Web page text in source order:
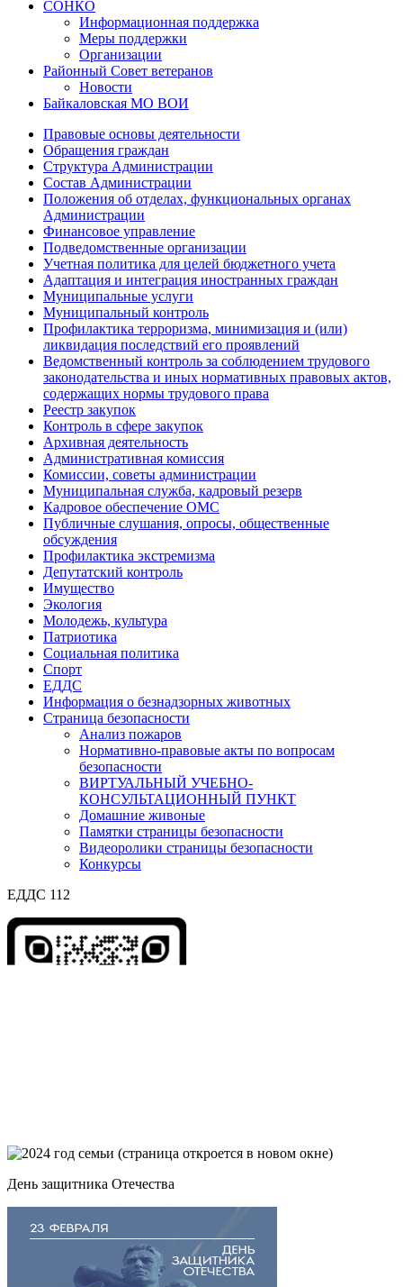
СОНКО
Информационная поддержка
Меры поддержки
Организации
Районный Совет ветеранов
Новости
Байкаловская МО ВОИ
Правовые основы деятельности
Обращения граждан
Структура Администрации
Состав Администрации
Положения об отделах, функциональных органах
Администрации
Финансовое управление
Подведомственные организации
Учетная политика для целей бюджетного учета
Адаптация и интеграция иностранных граждан
Муниципальные услуги
Муниципальный контроль
Профилактика терроризма, минимизация и (или)
ликвидация последствий его проявлений
Ведомственный контроль за соблюдением трудового
законодательства и иных нормативных правовых актов,
содержащих нормы трудового права
Реестр закупок
Контроль в сфере закупок
Архивная деятельность
Административная комиссия
Комиссии, советы администрации
Муниципальная служба, кадровый резерв
Кадровое обеспечение ОМС
Публичные слушания, опросы, общественные
обсуждения
Профилактика экстремизма
Депутатский контроль
Имущество
Экология
Молодежь, культура
Патриотика
Социальная политика
Спорт
ЕДДС
Информация о безнадзорных животных
Страница безопасности
Анализ пожаров
Нормативно-правовые акты по вопросам
безопасности
ВИРТУАЛЬНЫЙ УЧЕБНО-
КОНСУЛЬТАЦИОННЫЙ ПУНКТ
Домашние живоные
Памятки страницы безопасности
Видеоролики страницы безопасности
Конкурсы
ЕДДС 112
День защитника Отечества